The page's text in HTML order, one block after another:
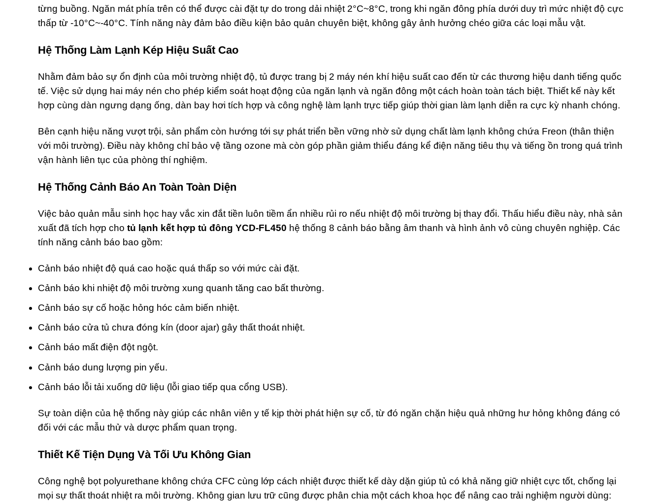
từng buồng. Ngăn mát phía trên có thể được cài đặt tự do trong dải nhiệt 2°C~8°C, trong khi ngăn đông phía dưới duy trì mức nhiệt độ cực
thấp từ -10°C~-40°C. Tính năng này đảm bảo điều kiện bảo quản chuyên biệt, không gây ảnh hưởng chéo giữa các loại mẫu vật.
Hệ Thống Làm Lạnh Kép Hiệu Suất Cao
Nhằm đảm bảo sự ổn định của môi trường nhiệt độ, tủ được trang bị 2 máy nén khí hiệu suất cao đến từ các thương hiệu danh tiếng quốc
tế. Việc sử dụng hai máy nén cho phép kiểm soát hoạt động của ngăn lạnh và ngăn đông một cách hoàn toàn tách biệt. Thiết kế này kết
hợp cùng dàn ngưng dạng ống, dàn bay hơi tích hợp và công nghệ làm lạnh trực tiếp giúp thời gian làm lạnh diễn ra cực kỳ nhanh chóng.
Bên cạnh hiệu năng vượt trội, sản phẩm còn hướng tới sự phát triển bền vững nhờ sử dụng chất làm lạnh không chứa Freon (thân thiện
với môi trường). Điều này không chỉ bảo vệ tầng ozone mà còn góp phần giảm thiểu đáng kể điện năng tiêu thụ và tiếng ồn trong quá trình
vận hành liên tục của phòng thí nghiệm.
Hệ Thống Cảnh Báo An Toàn Toàn Diện
Việc bảo quản mẫu sinh học hay vắc xin đắt tiền luôn tiềm ẩn nhiều rủi ro nếu nhiệt độ môi trường bị thay đổi. Thấu hiểu điều này, nhà sản
xuất đã tích hợp cho tủ lạnh kết hợp tủ đông YCD-FL450 hệ thống 8 cảnh báo bằng âm thanh và hình ảnh vô cùng chuyên nghiệp. Các
tính năng cảnh báo bao gồm:
Cảnh báo nhiệt độ quá cao hoặc quá thấp so với mức cài đặt.
Cảnh báo khi nhiệt độ môi trường xung quanh tăng cao bất thường.
Cảnh báo sự cố hoặc hỏng hóc cảm biến nhiệt.
Cảnh báo cửa tủ chưa đóng kín (door ajar) gây thất thoát nhiệt.
Cảnh báo mất điện đột ngột.
Cảnh báo dung lượng pin yếu.
Cảnh báo lỗi tải xuống dữ liệu (lỗi giao tiếp qua cổng USB).
Sự toàn diện của hệ thống này giúp các nhân viên y tế kịp thời phát hiện sự cố, từ đó ngăn chặn hiệu quả những hư hỏng không đáng có
đối với các mẫu thử và dược phẩm quan trọng.
Thiết Kế Tiện Dụng Và Tối Ưu Không Gian
Công nghệ bọt polyurethane không chứa CFC cùng lớp cách nhiệt được thiết kế dày dặn giúp tủ có khả năng giữ nhiệt cực tốt, chống lại
mọi sự thất thoát nhiệt ra môi trường. Không gian lưu trữ cũng được phân chia một cách khoa học để nâng cao trải nghiệm người dùng: